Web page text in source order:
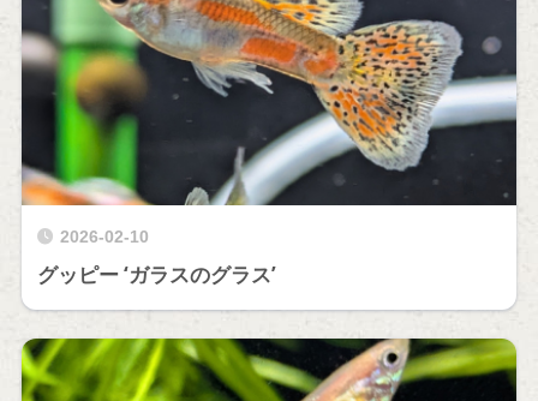
2026-02-10
グッピー ‘ガラスのグラス’